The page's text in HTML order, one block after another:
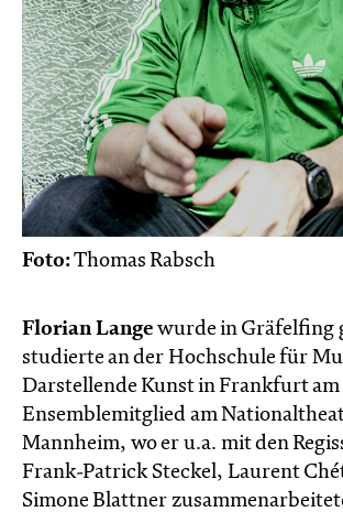
Foto:Thomas Rabsch
Florian Lange wurde in Gräfelfing
studierte an der Hochschule für
Darstellende Kunst in Frankfurt
Ensemblemitglied am
Mannheim, wo er u.a. mit den
Frank-Patrick Steckel, Laurent
Simone Blattner